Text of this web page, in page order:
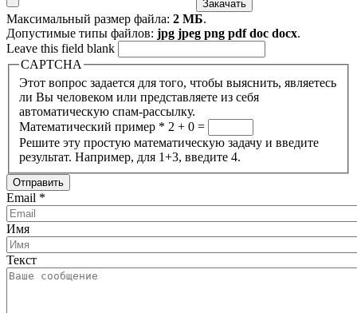
Максимальный размер файла: 2 МБ.
Допустимые типы файлов: jpg jpeg png pdf doc docx.
Leave this field blank
CAPTCHA
Этот вопрос задается для того, чтобы выяснить, являетесь
ли Вы человеком или представляете из себя
автоматическую спам-рассылку.
Математический пример * 2 + 0 =
Решите эту простую математическую задачу и введите
результат. Например, для 1+3, введите 4.
Email *
Имя
Текст